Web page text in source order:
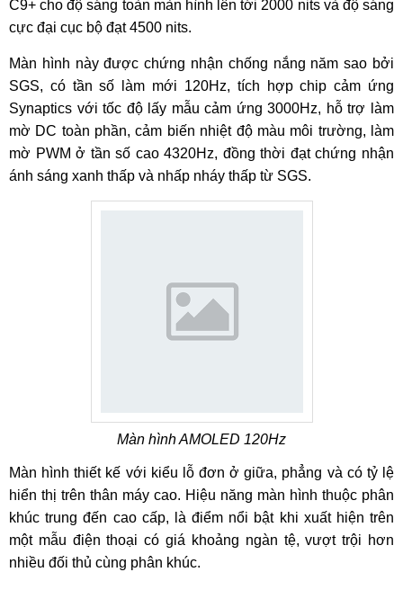
C9+ cho độ sáng toàn màn hình lên tới 2000 nits và độ sáng
cực đại cục bộ đạt 4500 nits.
Màn hình này được chứng nhận chống nắng năm sao bởi
SGS, có tần số làm mới 120Hz, tích hợp chip cảm ứng
Synaptics với tốc độ lấy mẫu cảm ứng 3000Hz, hỗ trợ làm
mờ DC toàn phần, cảm biến nhiệt độ màu môi trường, làm
mờ PWM ở tần số cao 4320Hz, đồng thời đạt chứng nhận
ánh sáng xanh thấp và nhấp nháy thấp từ SGS.
Màn hình AMOLED 120Hz
Màn hình thiết kế với kiểu lỗ đơn ở giữa, phẳng và có tỷ lệ
hiển thị trên thân máy cao. Hiệu năng màn hình thuộc phân
khúc trung đến cao cấp, là điểm nổi bật khi xuất hiện trên
một mẫu điện thoại có giá khoảng ngàn tệ, vượt trội hơn
nhiều đối thủ cùng phân khúc.